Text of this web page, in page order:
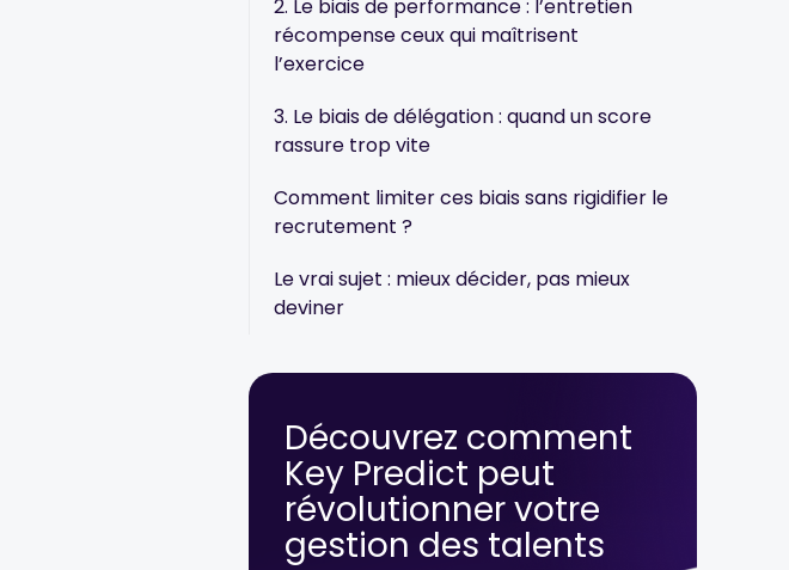
2. Le biais de performance : l’entretien
récompense ceux qui maîtrisent
l’exercice
3. Le biais de délégation : quand un score
rassure trop vite
Comment limiter ces biais sans rigidifier le
recrutement ?
Le vrai sujet : mieux décider, pas mieux
deviner
Découvrez comment
Key Predict peut
révolutionner votre
gestion des talents